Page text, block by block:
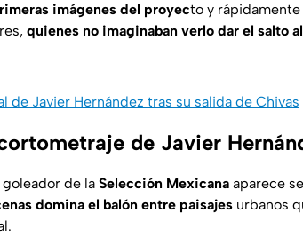
imágenes del proyecto y
quienes no imaginaban verlo dar el salto
de Javier Hernández tras su salida de Chivas
de Javier
de la Selección Mexicana aparece
domina el balón entre paisajes urbanos